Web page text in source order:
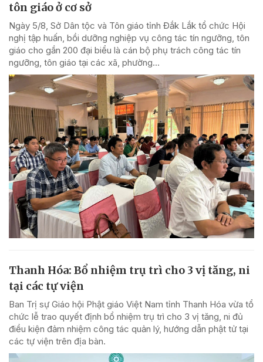
tôn giáo ở cơ sở
Ngày 5/8, Sở Dân tộc và Tôn giáo tỉnh Đắk Lắk tổ chức Hội
nghị tập huấn, bồi dưỡng nghiệp vụ công tác tín ngưỡng, tôn
giáo cho gần 200 đại biểu là cán bộ phụ trách công tác tín
ngưỡng, tôn giáo tại các xã, phường...
Thanh Hóa: Bổ nhiệm trụ trì cho 3 vị tăng, ni
tại các tự viện
Ban Trị sự Giáo hội Phật giáo Việt Nam tỉnh Thanh Hóa vừa tổ
chức lễ trao quyết định bổ nhiệm trụ trì cho 3 vị tăng, ni đủ
điều kiện đảm nhiệm công tác quản lý, hướng dẫn phật tử tại
các tự viện trên địa bàn.